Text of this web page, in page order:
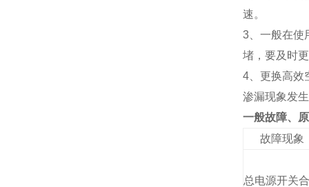
速。
3、一般在使
堵，要及时
4、更换高效
渗漏现象发
一般故障、
故障现象
总电源开关